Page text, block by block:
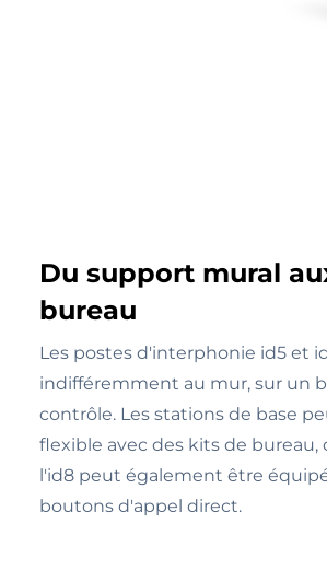
Du support mural
bureau
Les postes d'interphonie id5 et
indifféremment au mur, sur un
contrôle. Les stations de base
flexible avec des kits de
l'id8 peut également être
boutons d'appel direct.